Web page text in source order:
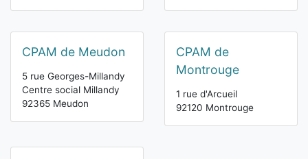
CPAM de Meudon
5 rue Georges-Millandy
Centre social Millandy
92365 Meudon
CPAM de
Montrouge
1 rue d'Arcueil
92120 Montrouge